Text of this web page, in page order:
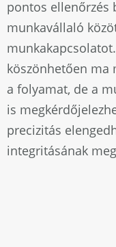
pontos ellenőrzés
munkavállaló
köszönhetően ma
a folyamat, de a
is
precizitás
integritásának